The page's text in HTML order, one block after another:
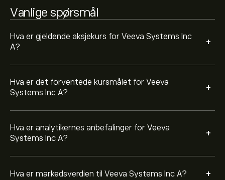
Vanlige spørsmål
Hva er gjeldende aksjekurs for Veeva Systems Inc
A?
+
Hva er det forventede kursmålet for Veeva
Systems Inc A?
+
Hva er analytikernes anbefalinger for Veeva
Systems Inc A?
+
Hva er markedsverdien til Veeva Systems Inc A? +
Basert på anbefalinger fra 11 analytikere for VEEV de
siste 3 månedene, er den generelle konsensusen